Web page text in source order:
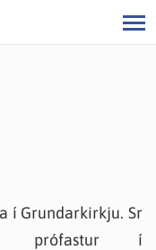
í Grundarkirkju. Sr
prófastur í